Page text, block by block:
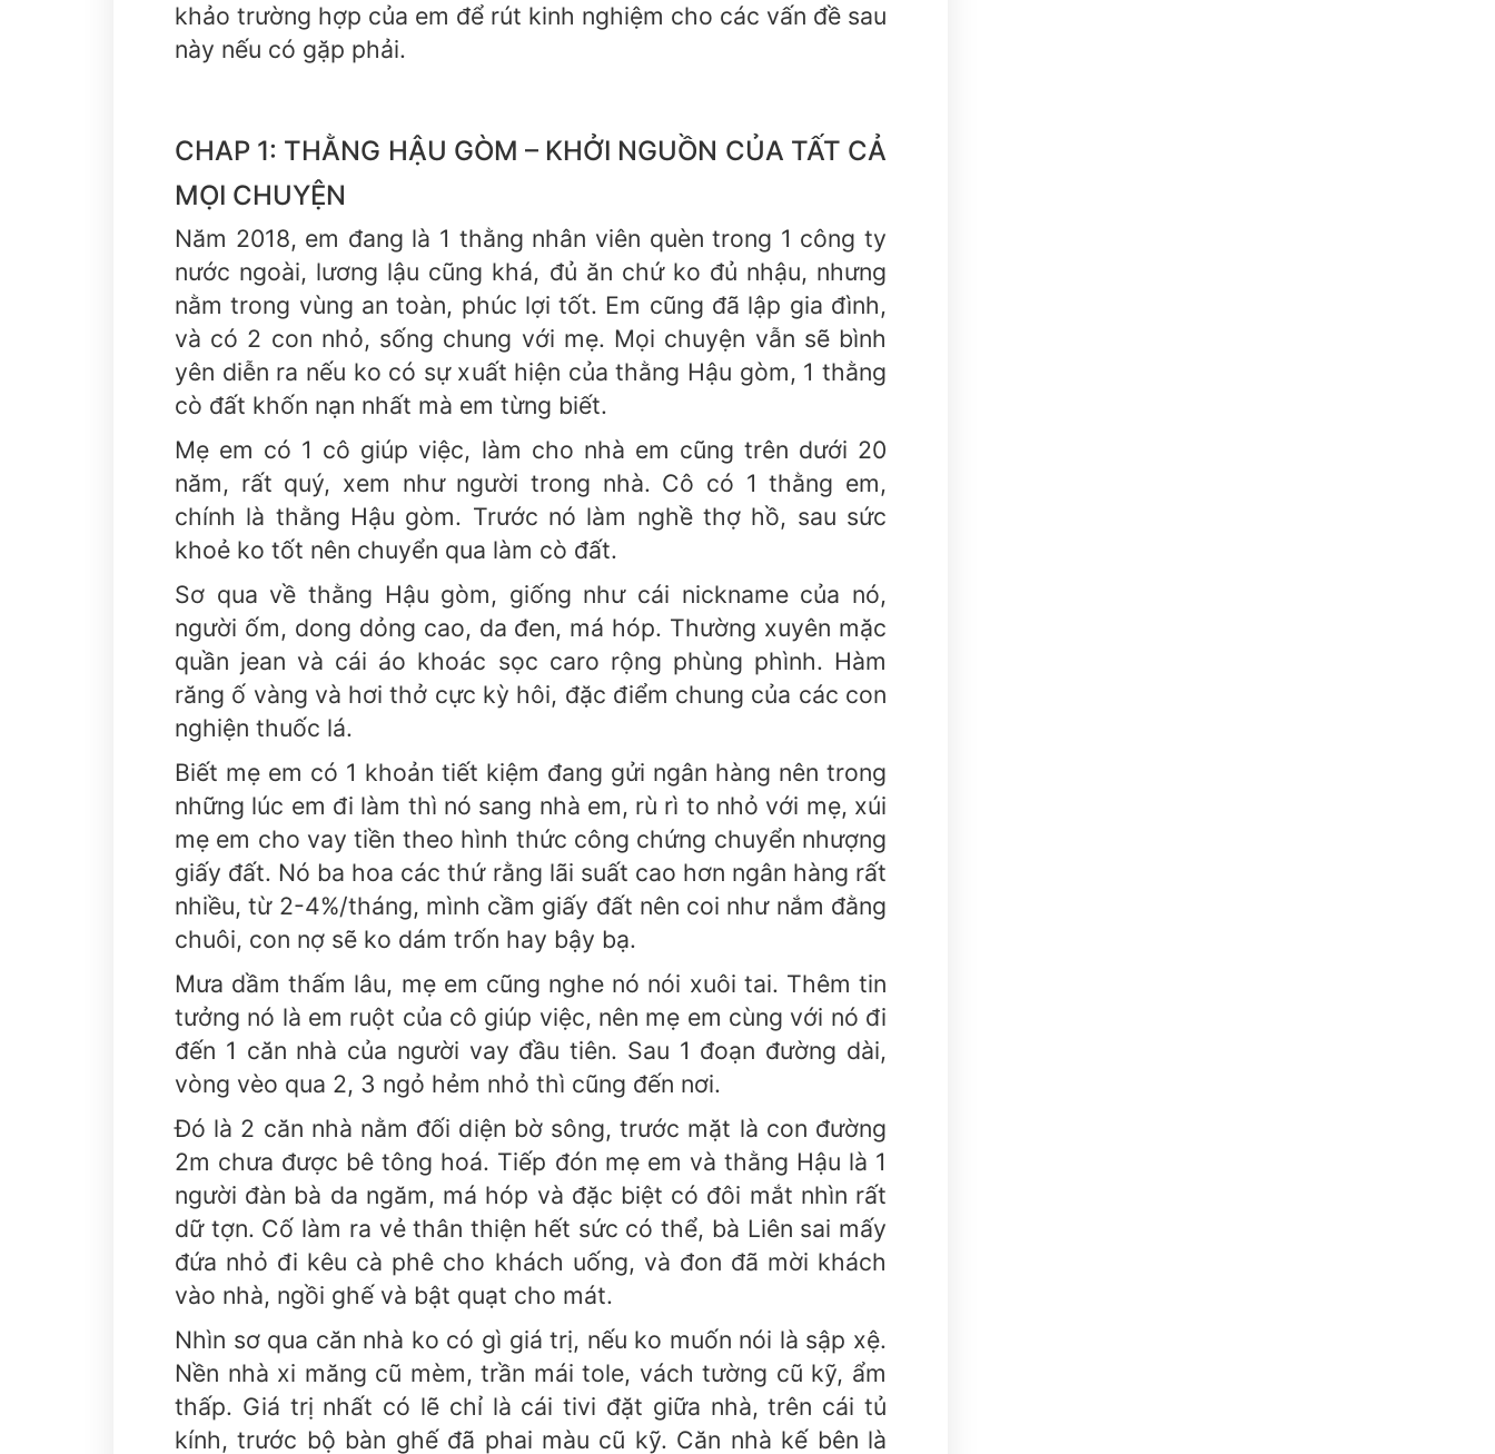
khảo trường hợp của em để rút kinh nghiệm cho các vấn đề sau
này nếu có gặp phải.
CHAP 1: THẰNG HẬU GÒM – KHỞI NGUỒN CỦA TẤT CẢ
MỌI CHUYỆN
Năm 2018, em đang là 1 thằng nhân viên quèn trong 1 công ty
nước ngoài, lương lậu cũng khá, đủ ăn chứ ko đủ nhậu, nhưng
nằm trong vùng an toàn, phúc lợi tốt. Em cũng đã lập gia đình,
và có 2 con nhỏ, sống chung với mẹ. Mọi chuyện vẫn sẽ bình
yên diễn ra nếu ko có sự xuất hiện của thằng Hậu gòm, 1 thằng
cò đất khốn nạn nhất mà em từng biết.
Mẹ em có 1 cô giúp việc, làm cho nhà em cũng trên dưới 20
năm, rất quý, xem như người trong nhà. Cô có 1 thằng em,
chính là thằng Hậu gòm. Trước nó làm nghề thợ hồ, sau sức
khoẻ ko tốt nên chuyển qua làm cò đất.
Sơ qua về thằng Hậu gòm, giống như cái nickname của nó,
người ốm, dong dỏng cao, da đen, má hóp. Thường xuyên mặc
quần jean và cái áo khoác sọc caro rộng phùng phình. Hàm
răng ố vàng và hơi thở cực kỳ hôi, đặc điểm chung của các con
nghiện thuốc lá.
Biết mẹ em có 1 khoản tiết kiệm đang gửi ngân hàng nên trong
những lúc em đi làm thì nó sang nhà em, rù rì to nhỏ với mẹ, xúi
mẹ em cho vay tiền theo hình thức công chứng chuyển nhượng
giấy đất. Nó ba hoa các thứ rằng lãi suất cao hơn ngân hàng rất
nhiều, từ 2-4%/tháng, mình cầm giấy đất nên coi như nắm đằng
chuôi, con nợ sẽ ko dám trốn hay bậy bạ.
Mưa dầm thấm lâu, mẹ em cũng nghe nó nói xuôi tai. Thêm tin
tưởng nó là em ruột của cô giúp việc, nên mẹ em cùng với nó đi
đến 1 căn nhà của người vay đầu tiên. Sau 1 đoạn đường dài,
vòng vèo qua 2, 3 ngỏ hẻm nhỏ thì cũng đến nơi.
Đó là 2 căn nhà nằm đối diện bờ sông, trước mặt là con đường
2m chưa được bê tông hoá. Tiếp đón mẹ em và thằng Hậu là 1
người đàn bà da ngăm, má hóp và đặc biệt có đôi mắt nhìn rất
dữ tợn. Cố làm ra vẻ thân thiện hết sức có thể, bà Liên sai mấy
đứa nhỏ đi kêu cà phê cho khách uống, và đon đã mời khách
vào nhà, ngồi ghế và bật quạt cho mát.
Nhìn sơ qua căn nhà ko có gì giá trị, nếu ko muốn nói là sập xệ.
Nền nhà xi măng cũ mèm, trần mái tole, vách tường cũ kỹ, ẩm
thấp. Giá trị nhất có lẽ chỉ là cái tivi đặt giữa nhà, trên cái tủ
kính, trước bộ bàn ghế đã phai màu cũ kỹ. Căn nhà kế bên là